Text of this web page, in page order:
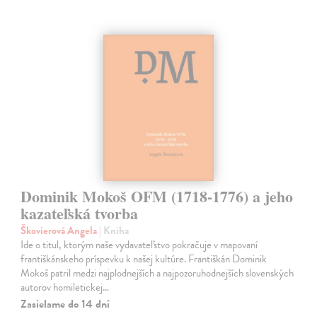
Dominik Mokoš OFM (1718-1776) a jeho
kazateľská tvorba
Škovierová Angela| Kniha
Ide o titul, ktorým naše vydavateľstvo pokračuje v mapovaní
františkánskeho príspevku k našej kultúre. Františkán Dominik
Mokoš patril medzi najplodnejších a najpozoruhodnejších slovenských
autorov homiletickej…
Zasielame do 14 dní